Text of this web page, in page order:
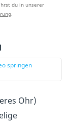
du in unserer
springen
Ohr)